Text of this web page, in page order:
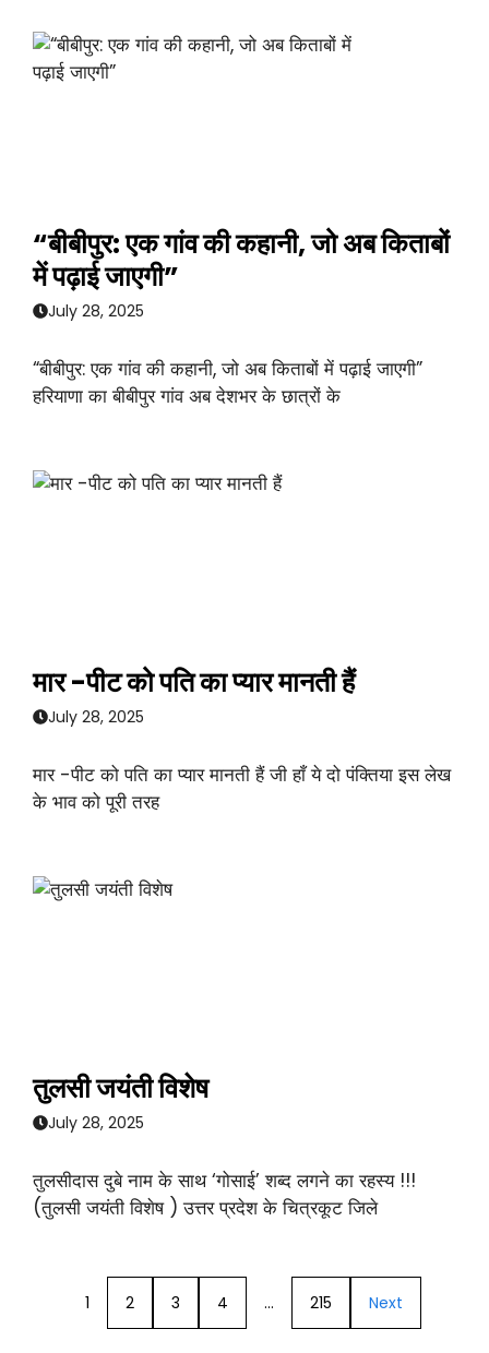
“बीबीपुर: एक गांव की कहानी, जो अब किताबों
में पढ़ाई जाएगी”
July 28, 2025
“बीबीपुर: एक गांव की कहानी, जो अब किताबों में पढ़ाई जाएगी”
हरियाणा का बीबीपुर गांव अब देशभर के छात्रों के
मार -पीट को पति का प्यार मानती हैं
July 28, 2025
मार -पीट को पति का प्यार मानती हैं जी हाँ ये दो पंक्तिया इस लेख
के भाव को पूरी तरह
तुलसी जयंती विशेष
July 28, 2025
तुलसीदास दुबे नाम के साथ ‘गोसाई’ शब्द लगने का रहस्य !!!
(तुलसी जयंती विशेष ) उत्तर प्रदेश के चित्रकूट जिले
1 2 3 4 … 215 Next